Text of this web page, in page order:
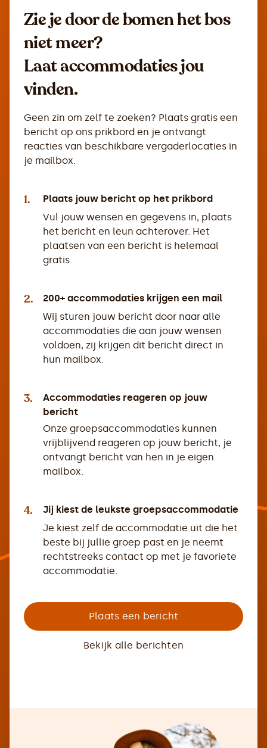
Zie je door de bomen het bos
niet meer?
Laat accommodaties jou
vinden.
Geen zin om zelf te zoeken? Plaats gratis een
bericht op ons prikbord en je ontvangt
reacties van beschikbare vergaderlocaties in
je mailbox.
1.
Plaats jouw bericht op het prikbord
Vul jouw wensen en gegevens in, plaats
het bericht en leun achterover. Het
plaatsen van een bericht is helemaal
gratis.
2.
200+ accommodaties krijgen een mail
Wij sturen jouw bericht door naar alle
accommodaties die aan jouw wensen
voldoen, zij krijgen dit bericht direct in
hun mailbox.
3.
Accommodaties reageren op jouw
bericht
Onze groepsaccommodaties kunnen
vrijblijvend reageren op jouw bericht, je
ontvangt bericht van hen in je eigen
mailbox.
4.
Jij kiest de leukste groepsaccommodatie
Je kiest zelf de accommodatie uit die het
beste bij jullie groep past en je neemt
rechtstreeks contact op met je favoriete
accommodatie.
Plaats een bericht
Bekijk alle berichten